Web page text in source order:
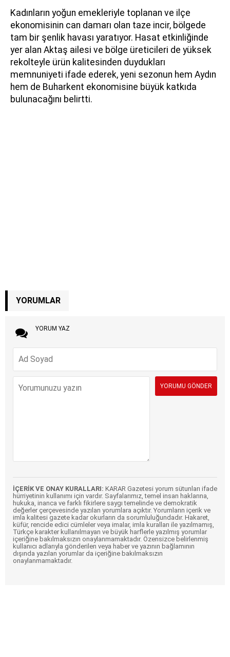
Kadınların yoğun emekleriyle toplanan ve ilçe
ekonomisinin can damarı olan taze incir, bölgede
tam bir şenlik havası yaratıyor. Hasat etkinliğinde
yer alan Aktaş ailesi ve bölge üreticileri de yüksek
rekolteyle ürün kalitesinden duydukları
memnuniyeti ifade ederek, yeni sezonun hem Aydın
hem de Buharkent ekonomisine büyük katkıda
bulunacağını belirtti.
YORUMLAR
YORUM YAZ
İÇERİK VE ONAY KURALLARI: KARAR Gazetesi yorum sütunları ifade
hürriyetinin kullanımı için vardır. Sayfalarımız, temel insan haklarına,
hukuka, inanca ve farklı fikirlere saygı temelinde ve demokratik
değerler çerçevesinde yazılan yorumlara açıktır. Yorumların içerik ve
imla kalitesi gazete kadar okurların da sorumluluğundadır. Hakaret,
küfür, rencide edici cümleler veya imalar, imla kuralları ile yazılmamış,
Türkçe karakter kullanılmayan ve büyük harflerle yazılmış yorumlar
içeriğine bakılmaksızın onaylanmamaktadır. Özensizce belirlenmiş
kullanıcı adlarıyla gönderilen veya haber ve yazının bağlamının
dışında yazılan yorumlar da içeriğine bakılmaksızın
onaylanmamaktadır.